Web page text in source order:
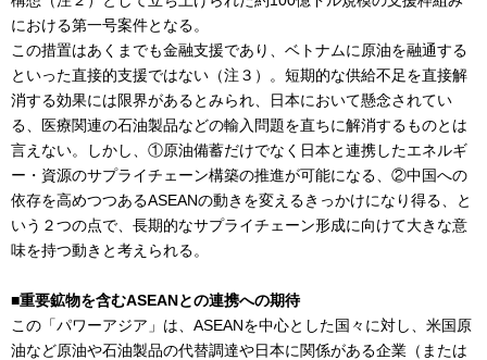
における第一号案件となる。
この措置はあくまでも金融支援であり、ベトナムに原油を融通する
といった直接的支援ではない（注３）。短期的な供給不足を直接解
消する効果には限界があるとみられ、日本において懸念されてい
る、医療関連の石油製品などの輸入問題を直ちに解消するものとは
言えない。しかし、①原油備蓄だけでなく日本と連携したエネルギ
ー・資源のサプライチェーン構築の推進が可能になる、②中国への
依存を高めつつあるASEANの動きを変えるきっかけになり得る、と
いう２つの点で、長期的なサプライチェーン形成に向けて大きな意
味を持つ動きと考えられる。
■重要鉱物を含むASEANとの連携への期待
この「パワーアジア」は、ASEANを中心とした国々に対し、米国原
油など原油や石油製品の代替調達や日本に関係がある企業（または